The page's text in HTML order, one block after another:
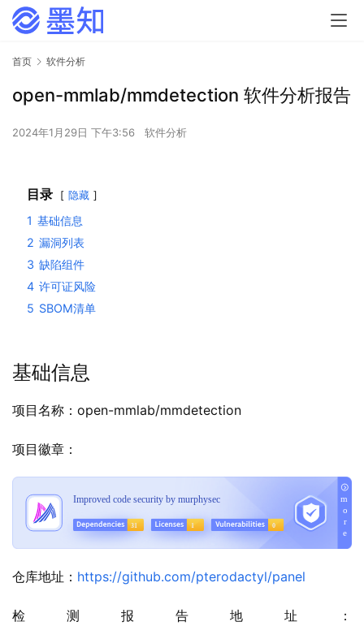
首页 软件分析
open-mmlab/mmdetection 软件分析报告
2024年1月29日 下午3:56 软件分析
目录 隐藏
1 基础信息
2 漏洞列表
3 缺陷组件
4 许可证风险
5 SBOM清单
基础信息
项目名称：open-mmlab/mmdetection
项目徽章：
仓库地址： https://github.com/pterodactyl/panel
检测报告地址：